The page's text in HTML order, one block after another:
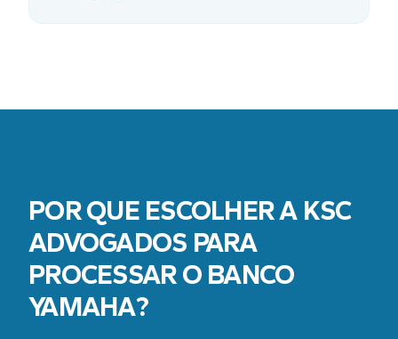
POR QUE ESCOLHER A KSC
ADVOGADOS PARA
PROCESSAR O BANCO
YAMAHA?